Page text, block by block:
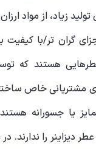
زیاد، از مواد
گران تر/با کیفیت
هستند که
مشتریانی خاص
یا جسورانه
دیزاینر را ندارند.